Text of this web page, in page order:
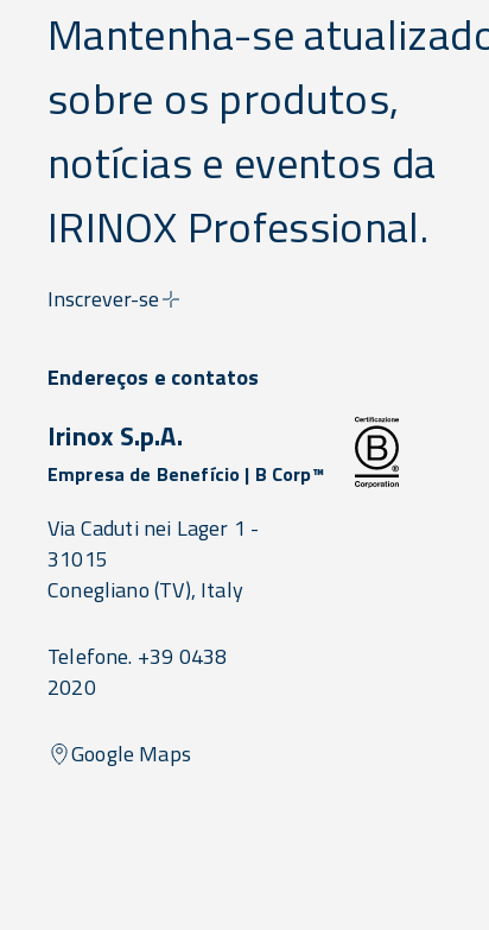
Mantenha-se
sobre os produtos,
notícias e eventos da
IRINOX Professional.
Inscrever-se
Endereços e contatos
Irinox S.p.A.
Empresa de Benefício | B Corp™
Via Caduti nei Lager 1 -
31015
Conegliano(TV), Italy
Telefone. +39 0438
2020
Google Maps